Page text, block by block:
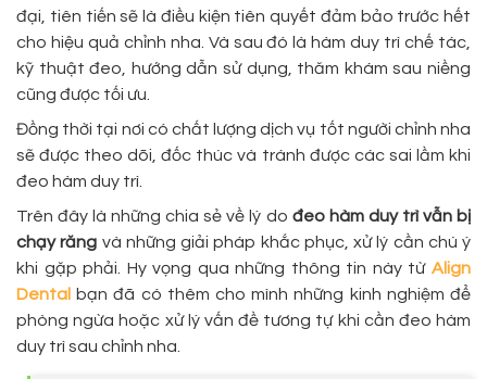
đại, tiên tiến sẽ là điều kiện tiên quyết đảm bảo trước hết
cho hiệu quả chỉnh nha. Và sau đó là hàm duy trì chế tác,
kỹ thuật đeo, hướng dẫn sử dụng, thăm khám sau niềng
cũng được tối ưu.
Đồng thời tại nơi có chất lượng dịch vụ tốt người chỉnh nha
sẽ được theo dõi, đốc thúc và tránh được các sai lầm khi
đeo hàm duy trì.
Trên đây là những chia sẻ về lý do đeo hàm duy trì vẫn bị
chạy răng và những giải pháp khắc phục, xử lý cần chú ý
khi gặp phải. Hy vọng qua những thông tin này từ Align
Dental
bạn đã có thêm cho mình những kinh nghiệm để
phòng ngừa hoặc xử lý vấn đề tương tự khi cần đeo hàm
duy trì sau chỉnh nha.